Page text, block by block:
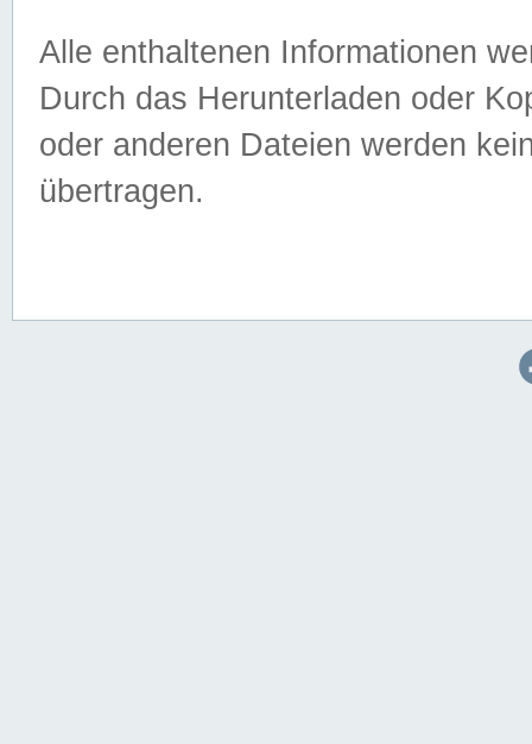
Alle enthaltenen Informationen
Durch das Herunterladen oder
oder anderen Dateien werden
übertragen.